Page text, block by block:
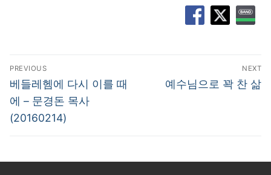
글
탐
색
PREVIOUS
Previous
post:
베들레헴에 다시 이를 때
에 – 문경돈 목사
(20160214)
NEXT
Next
예수님으로 꽉 찬 삶